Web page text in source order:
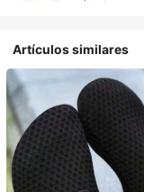
Artículos similares